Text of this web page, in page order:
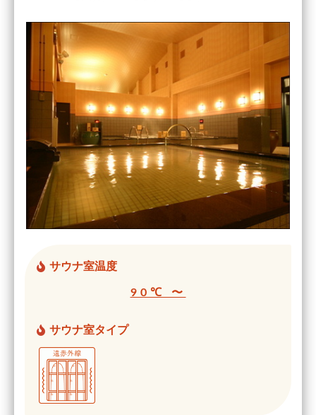
サウナ室温度
90℃ 〜
サウナ室タイプ